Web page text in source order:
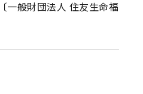
一般財団法人 住友生命福